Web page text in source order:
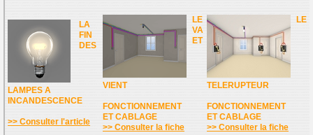
LA
FIN
DES
LAMPES A
INCANDESCENCE
>> Consulter l'article
LE
VA
ET
VIENT
FONCTIONNEMENT
ET CABLAGE
>> Consulter la fiche
LE
TELERUPTEUR
FONCTIONNEMENT
ET CABLAGE
>> Consulter la fiche